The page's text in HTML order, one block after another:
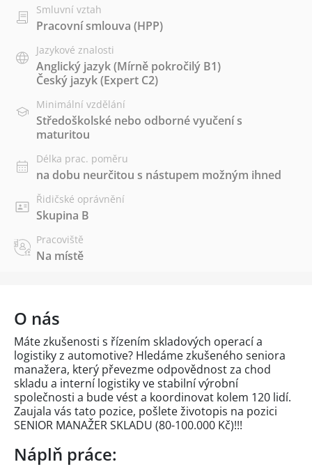
Smluvní vztah
Pracovní smlouva (HPP)
Jazykové znalosti
Anglický jazyk(Mírně pokročilý B1)
Český jazyk(Expert C2)
Minimální vzdělání
Středoškolské nebo odborné vyučení s
maturitou
Délka prac. poměru
na dobu neurčitou s nástupem možným ihned
Řidičské oprávnění
Skupina B
Pracoviště
Na místě
O nás
Máte zkušenosti s řízením skladových operací a
logistiky z automotive? Hledáme zkušeného seniora
manažera, který převezme odpovědnost za chod
skladu a interní logistiky ve stabilní výrobní
společnosti a bude vést a koordinovat kolem 120 lidí.
Zaujala vás tato pozice, pošlete životopis na pozici
SENIOR MANAŽER SKLADU (80-100.000 Kč)!!!
Náplň práce: